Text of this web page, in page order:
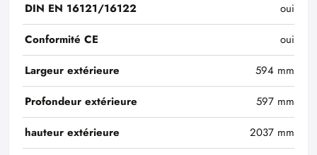
DIN EN 16121/16122
oui
Conformité CE
oui
Largeur extérieure
594 mm
Profondeur extérieure
597 mm
hauteur extérieure
2037 mm